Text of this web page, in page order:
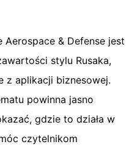
Aerospace & Defense jest
stylu Rusaka,
z aplikacji biznesowej.
powinna jasno
gdzie to działa w
czytelnikom